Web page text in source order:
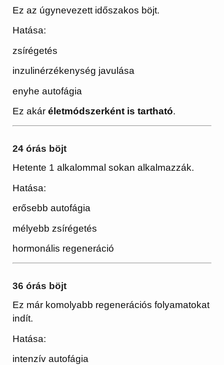
Ez az úgynevezett időszakos böjt.
Hatása:
zsírégetés
inzulinérzékenység javulása
enyhe autofágia
Ez akáréletmódszerként is tartható.
24 órás böjt
Hetente 1 alkalommal sokan alkalmazzák.
Hatása:
erősebb autofágia
mélyebb zsírégetés
hormonális regeneráció
36 órás böjt
Ez már komolyabb regenerációs folyamatokat
indít.
Hatása:
intenzív autofágia